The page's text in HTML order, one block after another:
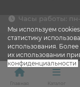
Мы используем
статистику
использования.
их использовании
конфиденциальности
Часы работы:
Главная Каталог